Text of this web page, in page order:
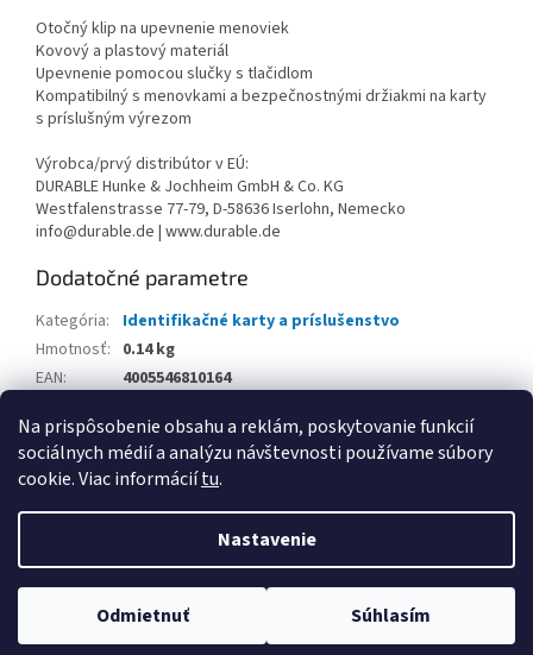
Na prispôsobenie obsahu a reklám, poskytovanie funkcií
sociálnych médií a analýzu návštevnosti používame súbory
cookie. Viac informáciítu.
Nastavenie
Odmietnuť Súhlasím
Otočný klip na upevnenie menoviek
Kovový a plastový materiál
Upevnenie pomocou slučky s tlačidlom
Kompatibilný s menovkami a bezpečnostnými držiakmi na karty
s príslušným výrezom
Výrobca/prvý distribútor v EÚ:
DURABLE Hunke & Jochheim GmbH & Co. KG
Westfalenstrasse 77-79, D-58636 Iserlohn, Nemecko
info@durable.de | www.durable.de
Dodatočné parametre
Kategória:
Identifikačné karty a príslušenstvo
Hmotnosť: 0.14 kg
EAN:
4005546810164
Copyright 2026www.kancpapier.sk. Všetky práva vyhradené.
Upraviť nastavenie cookies